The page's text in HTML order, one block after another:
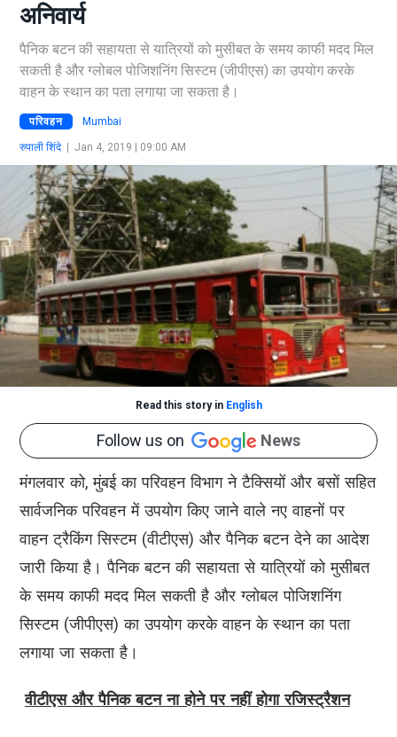
अनिवार्य
पैनिक बटन की सहायता से यात्रियों को मुसीबत के समय काफी मदद मिल
सकती है और ग्लोबल पोजिशनिंग सिस्टम (जीपीएस) का उपयोग करके
वाहन के स्थान का पता लगाया जा सकता है।
परिवहन Mumbai
रुपाली शिंदे | Jan 4, 2019 | 09:00 AM
Read this story in English
Follow us on News
मंगलवार को, मुंबई का परिवहन विभाग ने टैक्सियों और बसों सहित
सार्वजनिक परिवहन में उपयोग किए जाने वाले नए वाहनों पर
वाहन ट्रैकिंग सिस्टम (वीटीएस) और पैनिक बटन देने का आदेश
जारी किया है। पैनिक बटन की सहायता से यात्रियों को मुसीबत
के समय काफी मदद मिल सकती है और ग्लोबल पोजिशनिंग
सिस्टम (जीपीएस) का उपयोग करके वाहन के स्थान का पता
लगाया जा सकता है।
वीटीएस और पैनिक बटन ना होने पर नहीं होगा रजिस्ट्रैशन